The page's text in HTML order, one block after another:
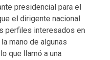
presidencial para el
el dirigente nacional
perfiles interesados en
mano de algunas
que llamó a una